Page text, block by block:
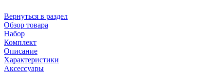
Вернуться в раздел
Обзор товара
Набор
Комплект
Описание
Характеристики
Аксессуары